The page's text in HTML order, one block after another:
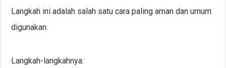
Langkah ini adalah salah satu cara paling aman dan umum
digunakan.
Langkah-langkahnya: